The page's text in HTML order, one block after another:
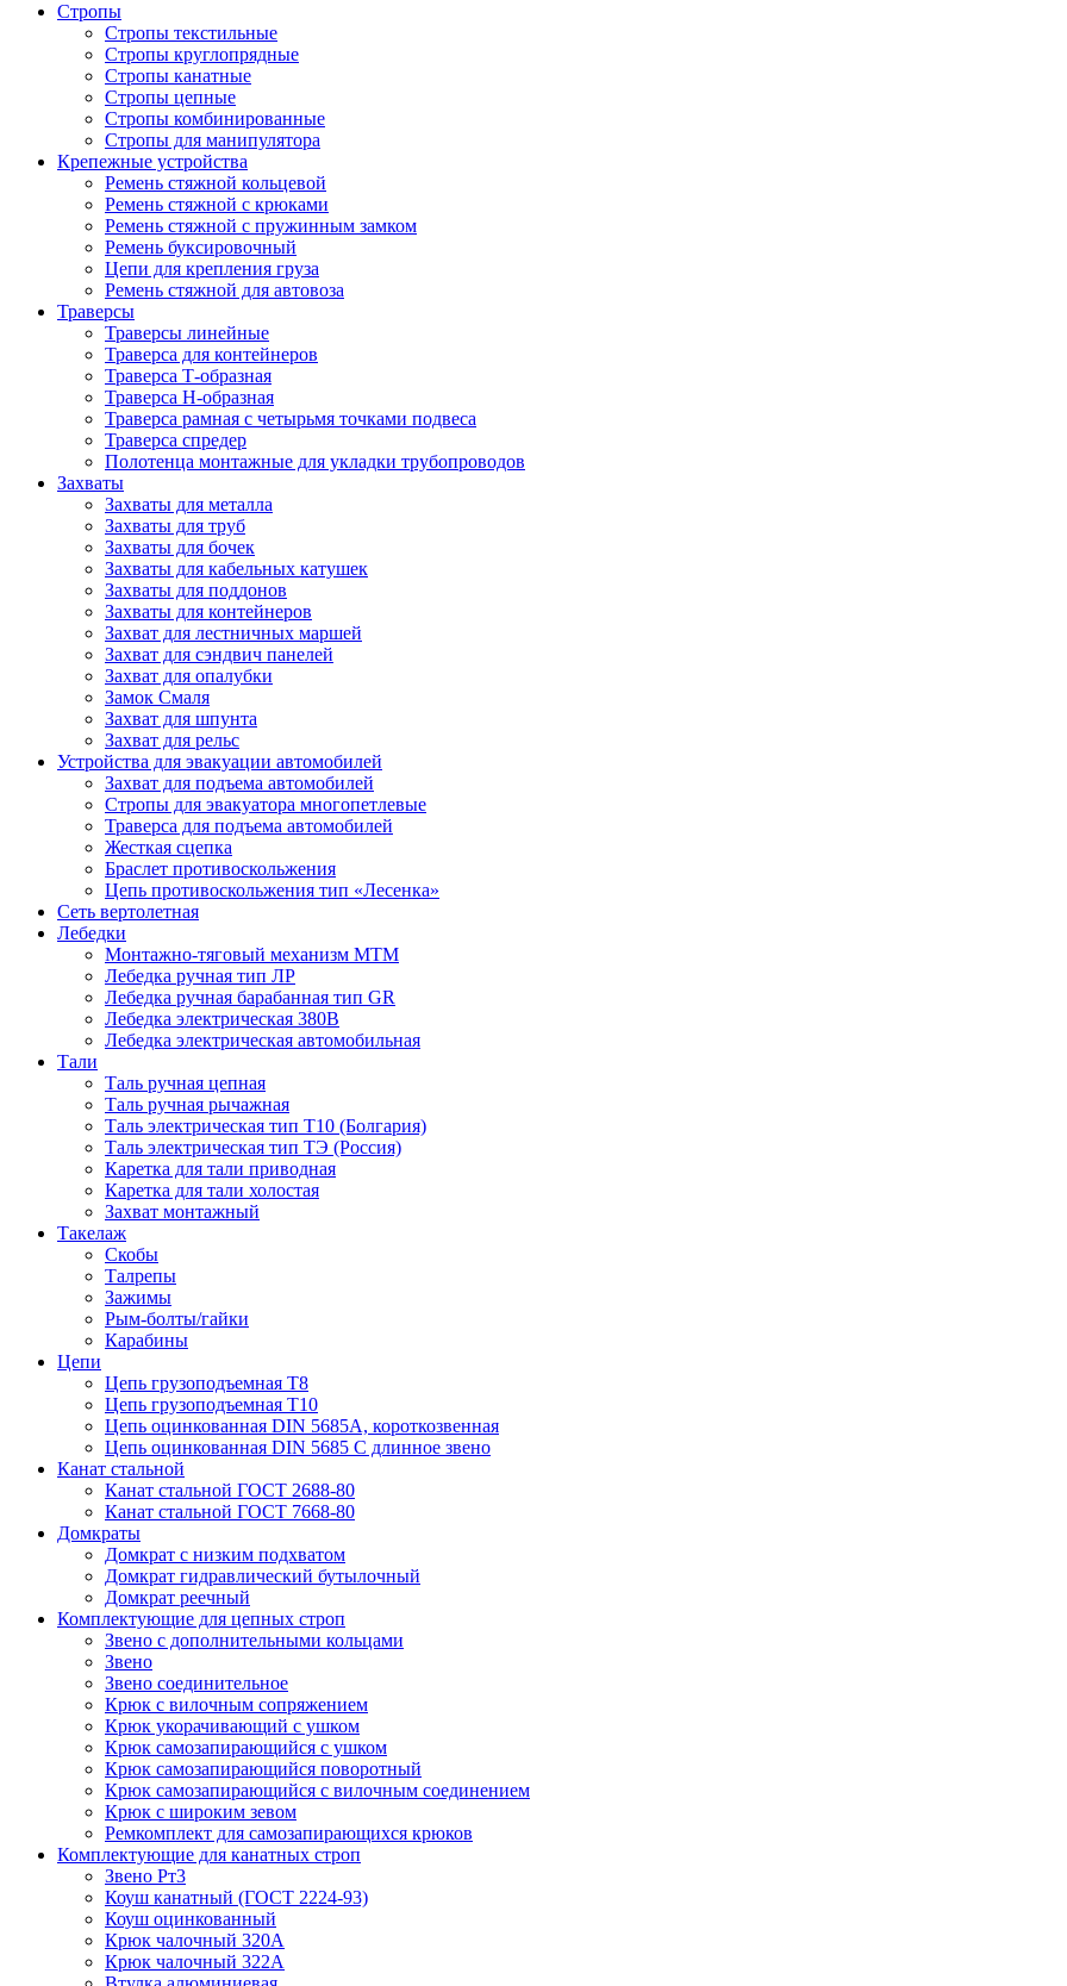
Стропы
Стропы текстильные
Стропы круглопрядные
Стропы канатные
Стропы цепные
Стропы комбинированные
Стропы для манипулятора
Крепежные устройства
Ремень стяжной кольцевой
Ремень стяжной с крюками
Ремень стяжной с пружинным замком
Ремень буксировочный
Цепи для крепления груза
Ремень стяжной для автовоза
Траверсы
Траверсы линейные
Траверса для контейнеров
Траверса Т-образная
Траверса Н-образная
Траверса рамная с четырьмя точками подвеса
Траверса спредер
Полотенца монтажные для укладки трубопроводов
Захваты
Захваты для металла
Захваты для труб
Захваты для бочек
Захваты для кабельных катушек
Захваты для поддонов
Захваты для контейнеров
Захват для лестничных маршей
Захват для сэндвич панелей
Захват для опалубки
Замок Смаля
Захват для шпунта
Захват для рельс
Устройства для эвакуации автомобилей
Захват для подъема автомобилей
Стропы для эвакуатора многопетлевые
Траверса для подъема автомобилей
Жесткая сцепка
Браслет противоскольжения
Цепь противоскольжения тип «Лесенка»
Сеть вертолетная
Лебедки
Монтажно-тяговый механизм МТМ
Лебедка ручная тип ЛР
Лебедка ручная барабанная тип GR
Лебедка электрическая 380В
Лебедка электрическая автомобильная
Тали
Таль ручная цепная
Таль ручная рычажная
Таль электрическая тип Т10 (Болгария)
Таль электрическая тип ТЭ (Россия)
Каретка для тали приводная
Каретка для тали холостая
Захват монтажный
Такелаж
Скобы
Талрепы
Зажимы
Рым-болты/гайки
Карабины
Цепи
Цепь грузоподъемная Т8
Цепь грузоподъемная Т10
Цепь оцинкованная DIN 5685A, короткозвенная
Цепь оцинкованная DIN 5685 С длинное звено
Канат стальной
Канат стальной ГОСТ 2688-80
Канат стальной ГОСТ 7668-80
Домкраты
Домкрат с низким подхватом
Домкрат гидравлический бутылочный
Домкрат реечный
Комплектующие для цепных строп
Звено с дополнительными кольцами
Звено
Звено соединительное
Крюк с вилочным сопряжением
Крюк укорачивающий с ушком
Крюк самозапирающийся с ушком
Крюк самозапирающийся поворотный
Крюк самозапирающийся с вилочным соединением
Крюк с широким зевом
Ремкомплект для самозапирающихся крюков
Комплектующие для канатных строп
Звено Рт3
Коуш канатный (ГОСТ 2224-93)
Коуш оцинкованный
Крюк чалочный 320А
Крюк чалочный 322А